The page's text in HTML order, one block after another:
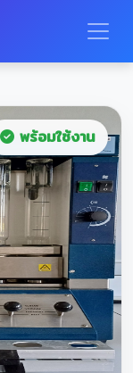
พร้อมใช้งาน